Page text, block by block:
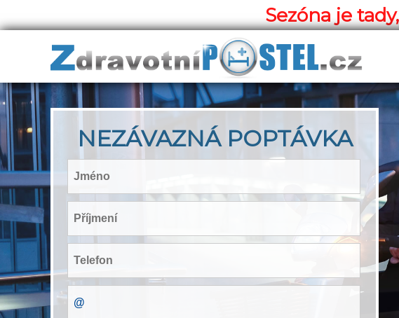
Sezóna je
NEZÁVAZNÁ POPTÁVKA